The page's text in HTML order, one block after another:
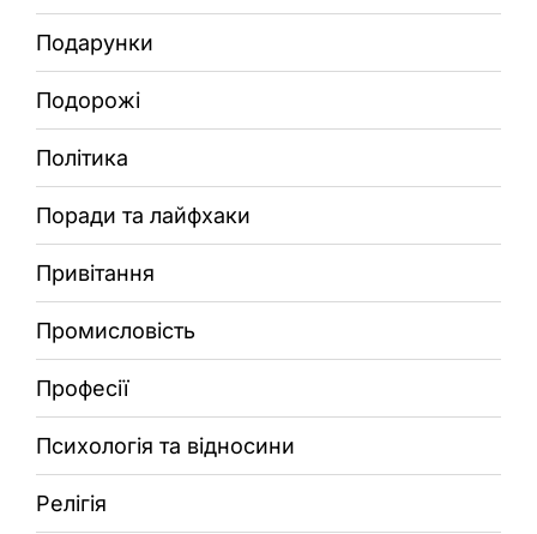
Подарунки
Подорожі
Політика
Поради та лайфхаки
Привітання
Промисловість
Професії
Психологія та відносини
Релігія